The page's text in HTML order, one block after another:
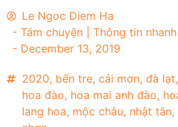
Le Ngoc Diem Ha
- Tám chuyện | Thông tin
- December 13, 2019
2020, bến tre, cái mơn, đà lạt,
hoa đào, hoa mai anh đào,
lang hoa, mộc châu, nhật tân,